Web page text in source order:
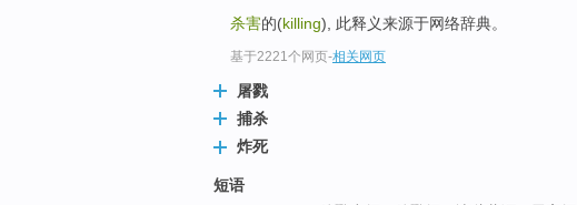
杀害的(killing), 此释义来源于网络辞典。
基于2221个网页-相关网页
屠戮
捕杀
炸死
短语